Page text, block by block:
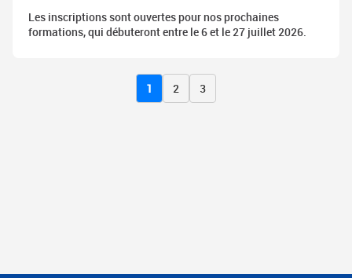
Les inscriptions sont ouvertes pour nos prochaines
formations, qui débuteront entre le 6 et le 27 juillet 2026.
1 2 3